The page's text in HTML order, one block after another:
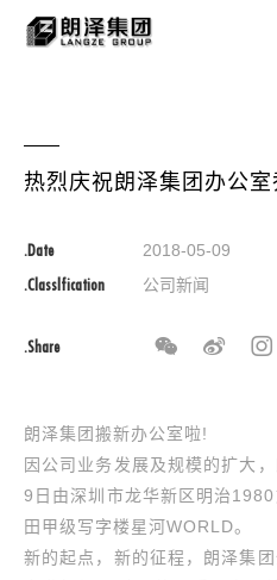
热烈庆祝朗泽集团办公
.Date 2018-05-09
.Classlfication 公司新闻
.Share
朗泽集团搬新办公室啦!
因公司业务发展及规模的扩大
9日由深圳市龙华新区明治
田甲级写字楼星河WORLD。
新的起点，新的征程，朗泽集